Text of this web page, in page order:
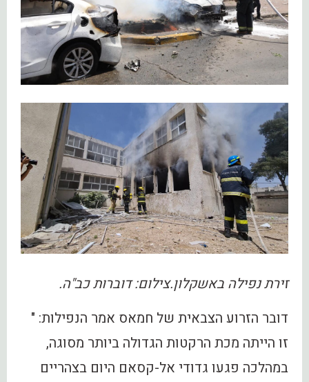
זירת נפילה באשקלון.צילום: דוברות כב"ה.
דובר הזרוע הצבאית של חמאס אמר הנפילות: "
זו הייתה מכת הרקטות הגדולה ביותר מסוגה,
במהלכה פגעו גדודי אל-קסאם היום בצהריים